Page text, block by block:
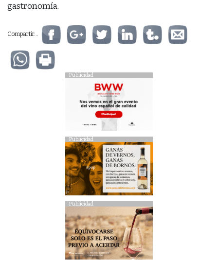
gastronomía.
Compartir...
Publicidad
Publicidad
Publicidad